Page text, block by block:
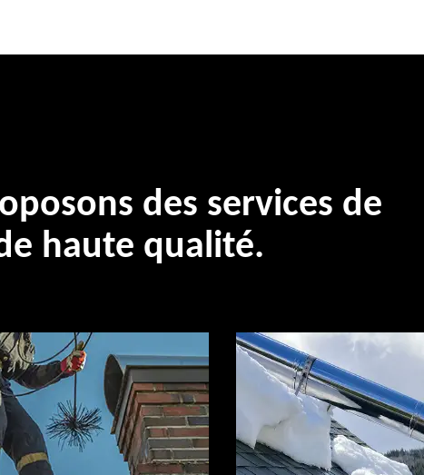
des services de
haute qualité.